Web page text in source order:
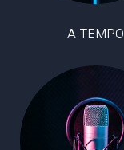
A-TEMPO